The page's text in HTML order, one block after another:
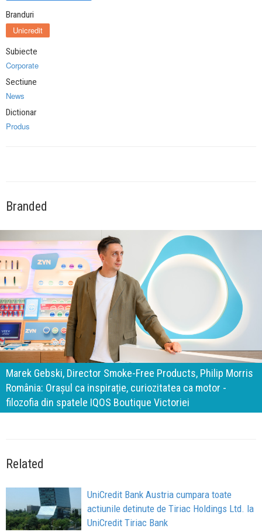
Branduri
Unicredit
Subiecte
Corporate
Sectiune
News
Dictionar
Produs
Branded
140 de ani de Mercedes-Benz. Ramona Pîrlog: Cel mai
important „test al timpului” este să inovăm constant, dar
cu aceeași responsabilitate față de oameni, siguranță și
calitate
Related
UniCredit Bank Austria cumpara toate
actiunile detinute de Tiriac Holdings Ltd. la
UniCredit Tiriac Bank